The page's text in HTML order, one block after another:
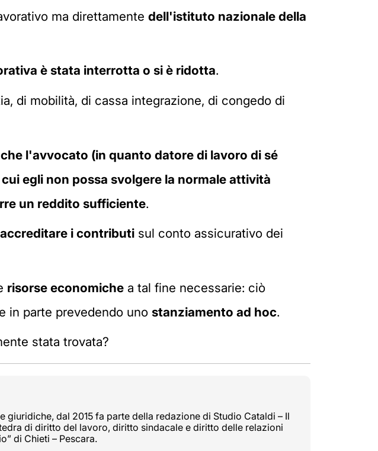
ma direttamente dell'istituto nazionale della
è stata interrotta o si è ridotta.
di mobilità, di cassa integrazione, di congedo di
l'avvocato (in quanto datore di lavoro di sé
egli non possa svolgere la normale attività
un reddito sufficiente.
accreditare i contributi sul conto assicurativo dei
risorse economiche a tal fine necessarie: ciò
e in parte prevedendo uno stanziamento ad hoc.
stata trovata?
dal 2015 fa parte della redazione di Studio Cataldi – Il
di diritto del lavoro, diritto sindacale e diritto delle relazioni
di Chieti – Pescara.